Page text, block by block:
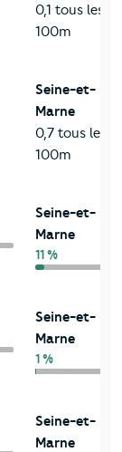
0,1 tous les
100m
Seine-et-
Marne
0,7 tous les
100m
Seine-et-
Marne
11 %
Seine-et-
Marne
1 %
Seine-et-
Marne